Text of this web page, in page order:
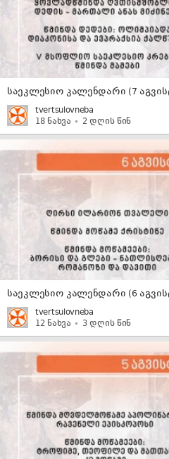
საეკლესიო კალენდარი (7
tvertsulovneba
18 ნახვა
2 დღის წინ
საეკლესიო კალენდარი (6
tvertsulovneba
12 ნახვა
3 დღის წინ